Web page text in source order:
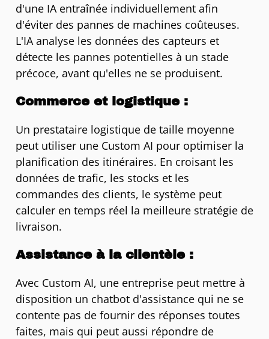
d'une IA entraînée individuellement afin
d'éviter des pannes de machines coûteuses.
L'IA analyse les données des capteurs et
détecte les pannes potentielles à un stade
précoce, avant qu'elles ne se produisent.
Commerce et logistique :
Un prestataire logistique de taille moyenne
peut utiliser une Custom AI pour optimiser la
planification des itinéraires. En croisant les
données de trafic, les stocks et les
commandes des clients, le système peut
calculer en temps réel la meilleure stratégie de
livraison.
Assistance à la clientèle :
Avec Custom AI, une entreprise peut mettre à
disposition un chatbot d'assistance qui ne se
contente pas de fournir des réponses toutes
faites, mais qui peut aussi répondre de